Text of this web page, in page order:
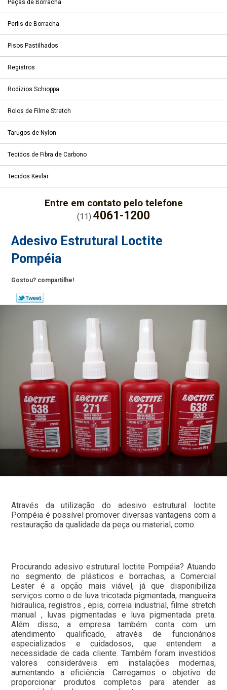
Peças de Borracha
Perfis de Borracha
Pisos Pastilhados
Registros
Rodízios Schioppa
Rolos de Filme Stretch
Tarugos de Nylon
Tecidos de Fibra de Carbono
Tecidos Kevlar
Entre em contato pelo telefone
(11) 4061-1200
Adesivo Estrutural Loctite
Pompéia
Gostou? compartilhe!
Através da utilização do adesivo estrutural loctite
Pompéia é possível promover diversas vantagens com a
restauração da qualidade da peça ou material, como:
Procurando adesivo estrutural loctite Pompéia? Atuando
no segmento de plásticos e borrachas, a Comercial
Lester é a opção mais viável, já que disponibiliza
serviços como o de luva tricotada pigmentada, mangueira
hidraulica, registros , epis, correia industrial, filme stretch
manual , luvas pigmentadas e luva pigmentada preta.
Além disso, a empresa também conta com um
atendimento qualificado, através de funcionários
especializados e cuidadosos, que entendem a
necessidade de cada cliente. Também foram investidos
valores consideráveis em instalações modernas,
aumentando a eficiência. Carregamos o objetivo de
proporcionar produtos completos para atender as